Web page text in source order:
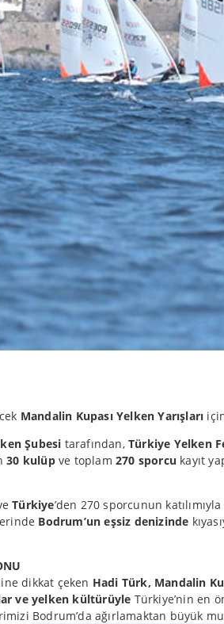
Mandalin Kupası Yelken Yarışları
Şubesi tarafından,Türkiye Yelken
30 kulüpve toplam270 sporcu kayıt
Türkiye’den 270 sporcunun
Bodrum’un eşsiz denizinde
dikkat çeken Hadi Türk, Mandalin
ve yelken kültürüyle Türkiye’nin en
Bodrum’da ağırlamaktan büyük